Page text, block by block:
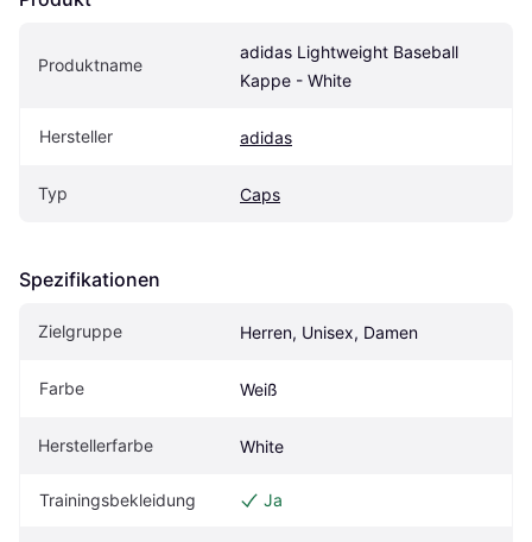
Produktname
adidas Lightweight Baseball
Kappe - White
Hersteller adidas
Typ Caps
Spezifikationen
Zielgruppe Herren, Unisex, Damen
Farbe Weiß
Herstellerfarbe White
Trainingsbekleidung Ja